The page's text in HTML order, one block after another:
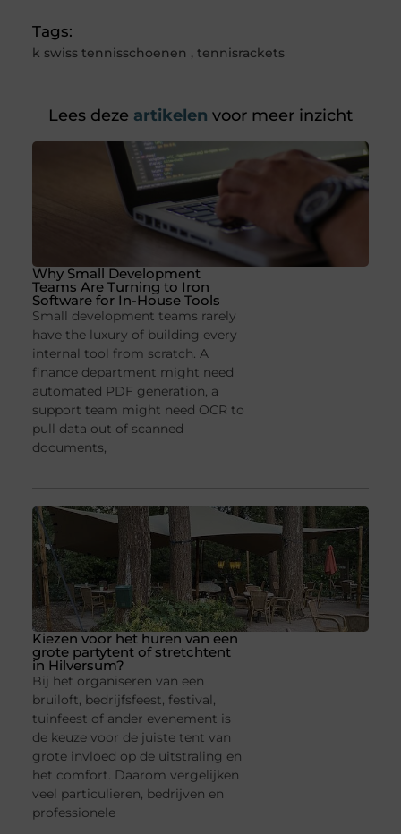
Tags:
k swiss tennisschoenen , tennisrackets
Lees deze artikelen voor meer inzicht
Why Small Development
Teams Are Turning to Iron
Software for In-House Tools
Small development teams rarely
have the luxury of building every
internal tool from scratch. A
finance department might need
automated PDF generation, a
support team might need OCR to
pull data out of scanned
documents,
Kiezen voor het huren van een
grote partytent of stretchtent
in Hilversum?
Bij het organiseren van een
bruiloft, bedrijfsfeest, festival,
tuinfeest of ander evenement is
de keuze voor de juiste tent van
grote invloed op de uitstraling en
het comfort. Daarom vergelijken
veel particulieren, bedrijven en
professionele